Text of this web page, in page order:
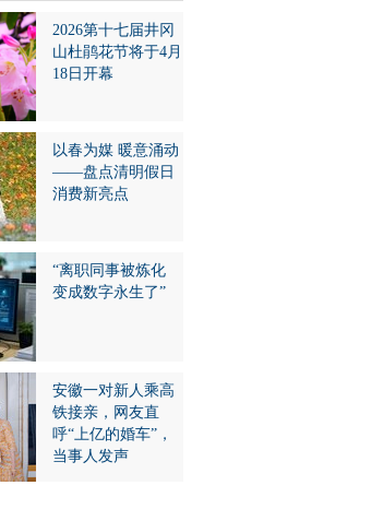
2026第十七届井冈
山杜鹃花节将于4月
18日开幕
以春为媒 暖意涌动
——盘点清明假日
消费新亮点
“离职同事被炼化
变成数字永生了”
安徽一对新人乘高
铁接亲，网友直
呼“上亿的婚车”，
当事人发声